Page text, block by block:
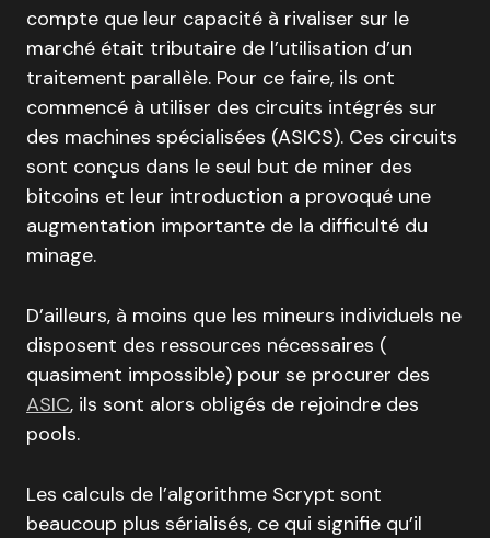
compte que leur capacité à rivaliser sur le
marché était tributaire de l’utilisation d’un
traitement parallèle. Pour ce faire, ils ont
commencé à utiliser des circuits intégrés sur
des machines spécialisées (ASICS). Ces circuits
sont conçus dans le seul but de miner des
bitcoins et leur introduction a provoqué une
augmentation importante de la difficulté du
minage.
D’ailleurs, à moins que les mineurs individuels ne
disposent des ressources nécessaires (
quasiment impossible) pour se procurer des
ASIC, ils sont alors obligés de rejoindre des
pools.
Les calculs de l’algorithme Scrypt sont
beaucoup plus sérialisés, ce qui signifie qu’il